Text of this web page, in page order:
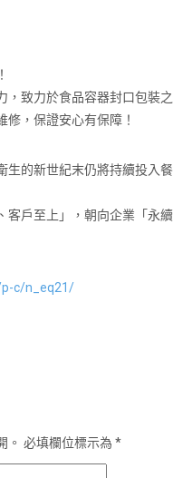
，致力於食品容器封口包裝
，保證安心有保障！
的新世紀末仍將持續投入
戶至上」，朝向企業「永
c/n_eq21/
。 必填欄位標示為 *